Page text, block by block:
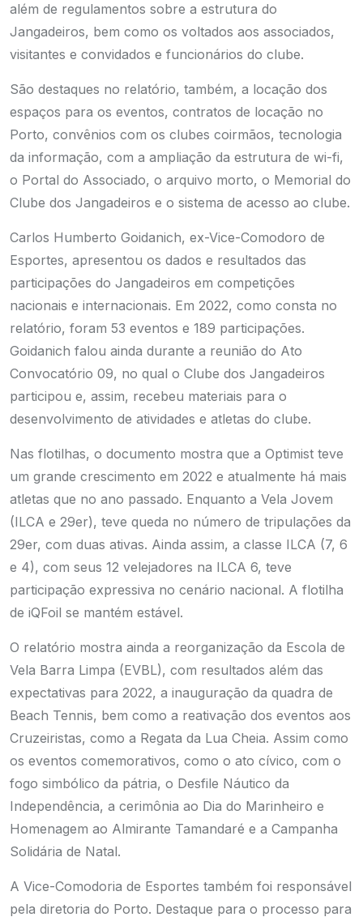
além de regulamentos sobre a estrutura do
Jangadeiros, bem como os voltados aos associados,
visitantes e convidados e funcionários do clube.
São destaques no relatório, também, a locação dos
espaços para os eventos, contratos de locação no
Porto, convênios com os clubes coirmãos, tecnologia
da informação, com a ampliação da estrutura de wi-fi,
o Portal do Associado, o arquivo morto, o Memorial do
Clube dos Jangadeiros e o sistema de acesso ao clube.
Carlos Humberto Goidanich, ex-Vice-Comodoro de
Esportes, apresentou os dados e resultados das
participações do Jangadeiros em competições
nacionais e internacionais. Em 2022, como consta no
relatório, foram 53 eventos e 189 participações.
Goidanich falou ainda durante a reunião do Ato
Convocatório 09, no qual o Clube dos Jangadeiros
participou e, assim, recebeu materiais para o
desenvolvimento de atividades e atletas do clube.
Nas flotilhas, o documento mostra que a Optimist teve
um grande crescimento em 2022 e atualmente há mais
atletas que no ano passado. Enquanto a Vela Jovem
(ILCA e 29er), teve queda no número de tripulações da
29er, com duas ativas. Ainda assim, a classe ILCA (7, 6
e 4), com seus 12 velejadores na ILCA 6, teve
participação expressiva no cenário nacional. A flotilha
de iQFoil se mantém estável.
O relatório mostra ainda a reorganização da Escola de
Vela Barra Limpa (EVBL), com resultados além das
expectativas para 2022, a inauguração da quadra de
Beach Tennis, bem como a reativação dos eventos aos
Cruzeiristas, como a Regata da Lua Cheia. Assim como
os eventos comemorativos, como o ato cívico, com o
fogo simbólico da pátria, o Desfile Náutico da
Independência, a cerimônia ao Dia do Marinheiro e
Homenagem ao Almirante Tamandaré e a Campanha
Solidária de Natal.
A Vice-Comodoria de Esportes também foi responsável
pela diretoria do Porto. Destaque para o processo para